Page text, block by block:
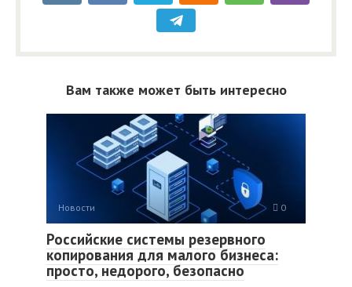
Вам также может быть интересно
Новости 0
Российские системы резервного
копирования для малого бизнеса:
просто, недорого, безопасно